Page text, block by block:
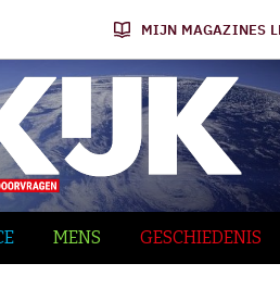
MIJN MAGAZINES
MENS GESCHIEDENIS